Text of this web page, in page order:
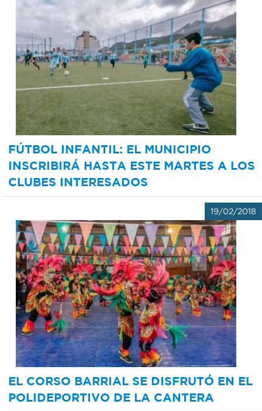
FÚTBOL INFANTIL: EL MUNICIPIO
INSCRIBIRÁ HASTA ESTE MARTES A LOS
CLUBES INTERESADOS
19/02/2018
EL CORSO BARRIAL SE DISFRUTÓ EN EL
POLIDEPORTIVO DE LA CANTERA